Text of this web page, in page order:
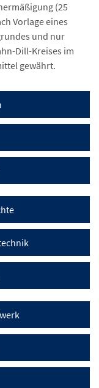
(25
Vorlage eines
und nur
Dill-Kreises im
gewährt.